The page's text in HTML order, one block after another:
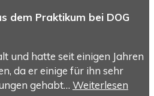
dem Praktikum bei DOG
und hatte seit einigen Jahren
da er einige für ihn sehr
gehabt… Weiterlesen